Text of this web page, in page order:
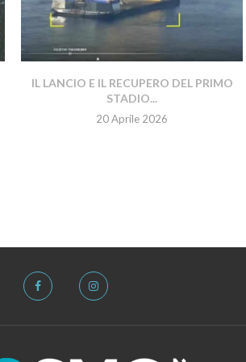
IL LANCIO E IL RECUPERO DEL PRIMO
STADIO...
20 Aprile 2026